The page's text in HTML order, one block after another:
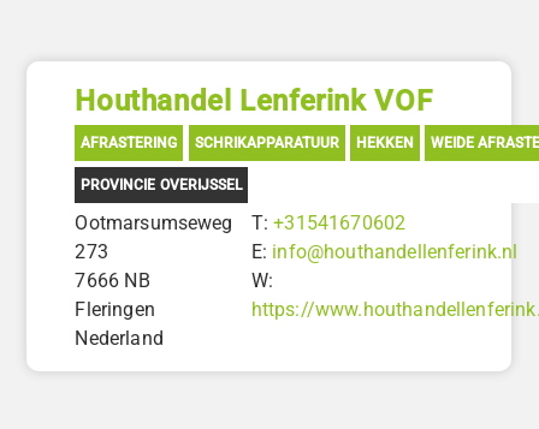
Houthandel Lenferink VOF
AFRASTERING SCHRIKAPPARATUUR HEKKEN WEIDE
PROVINCIE OVERIJSSEL
Ootmarsumseweg
273
7666 NB
Fleringen
Nederland
T:+31541670602
E: info@houthandellenferink.nl
W:
https://